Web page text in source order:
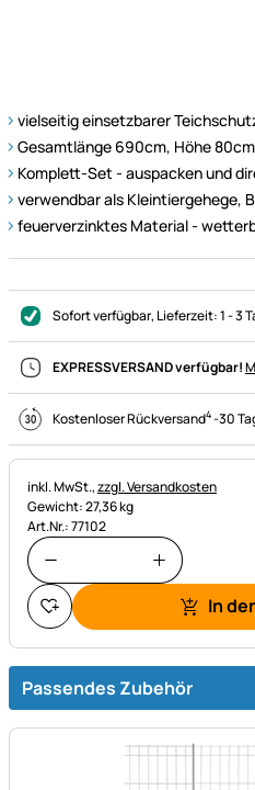
vielseitig einsetzbarer
Gesamtlänge 690cm, Höhe 80cm
Komplett-Set - auspacken und
verwendbar als Kleintiergehege,
feuerverzinktes Material -
Sofort verfügbar, Lieferzeit:1 - 3
EXPRESSVERSAND verfügbar!
Kostenloser Rückversand4-30
Steuerhinweis:
inkl. MwSt.,zzgl. Versandkosten
Gewicht: 27,36 kg
Art.Nr.: 77102
In
Passendes Zubehör